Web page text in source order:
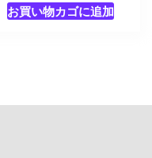
お買い物カゴに追加